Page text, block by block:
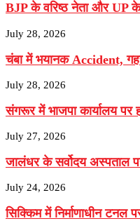
BJP के वरिष्‍ठ नेता और UP के
July 28, 2026
चंबा में भयानक Accident,
July 28, 2026
संगरूर में भाजपा कार्यालय पर
July 27, 2026
जालंधर के सर्वोदय अस्पताल
July 24, 2026
सिक्किम में निर्माणाधीन